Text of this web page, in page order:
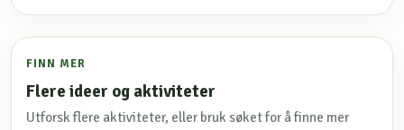
FINN MER
Flere ideer og aktiviteter
Utforsk flere aktiviteter, eller bruk søket for å finne mer